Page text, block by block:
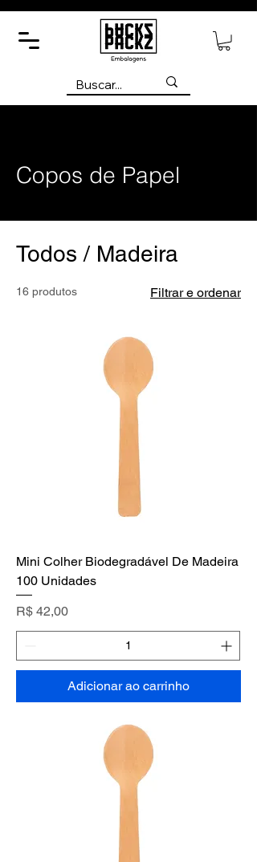
Copos de Papel
Todos / Madeira
16 produtos Filtrar e ordenar
Mini Colher Biodegradável De Madeira
100 Unidades
Preço
R$ 42,00
Adicionar ao carrinho